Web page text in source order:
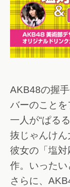
AKB48の握
バーのこと
一人が“ぱる
抜じゃんけ
彼女の「塩対
作。いった
さらに、